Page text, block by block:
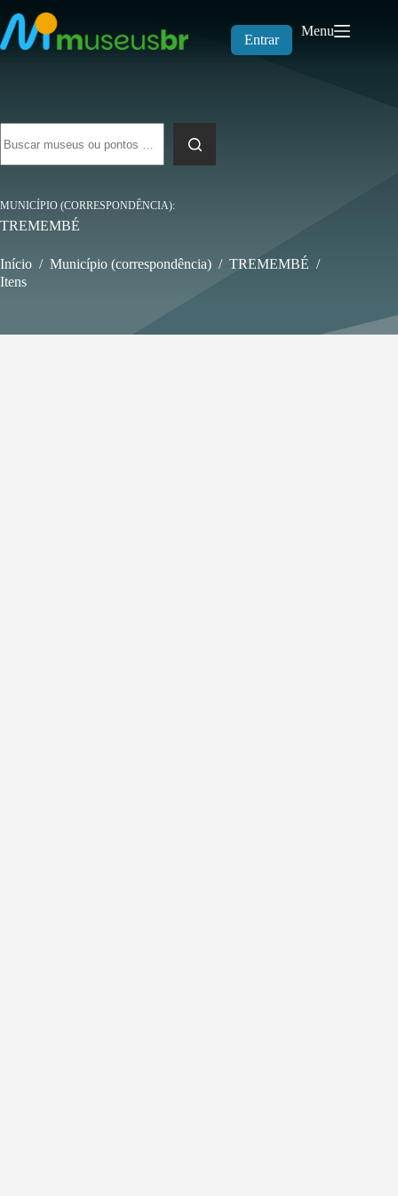
para
o
conteúdo
Entrar
Menu
resultados
MUNICÍPIO (CORRESPONDÊNCIA)
TREMEMBÉ
Início / Município (correspondência) / TREMEMBÉ /
Itens